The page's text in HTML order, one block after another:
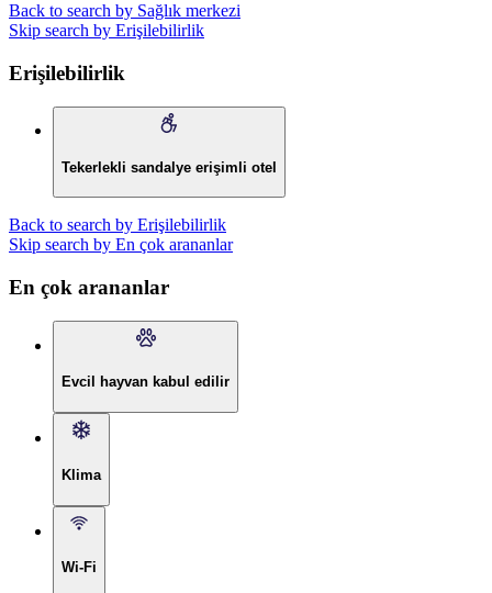
Back to search by Sağlık merkezi
Skip search by Erişilebilirlik
Erişilebilirlik
Tekerlekli sandalye erişimli otel
Back to search by Erişilebilirlik
Skip search by En çok arananlar
En çok arananlar
Evcil hayvan kabul edilir
Klima
Wi-Fi